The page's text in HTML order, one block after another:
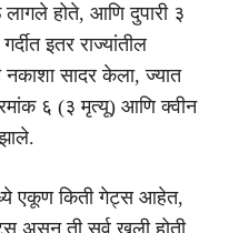
होते, आणि दुपारी ३
इतर राज्यांतील
नकाशा सादर केला, ज्यात
६ (३ मृत्यू) आणि क्वीन
एकूण किती गेट्स आहेत,
असून ती सर्व खुली होती,